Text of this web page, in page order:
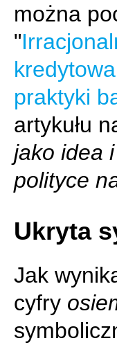
można
"
praktyki
artykułu
jako idea
polityce
Ukryta
Jak
cyfry